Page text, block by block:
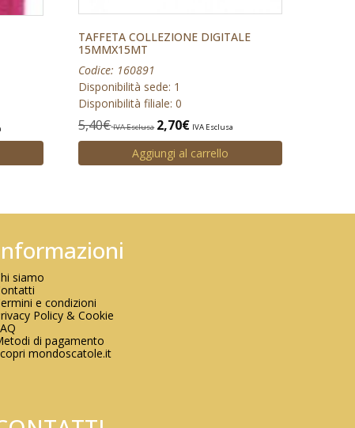
TAFFETA COLLEZIONE DIGITALE
15MMX15MT
Codice: 160891
Disponibilità sede: 1
Disponibilità filiale: 0
5,40€ IVA Esclusa 2,70€ IVA Esclusa
Aggiungi al carrello
siamo
e condizioni
Policy & Cookie
di pagamento
mondoscatole.it